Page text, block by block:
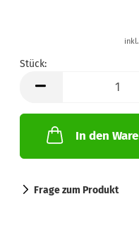
Stück:
Stück
In den
Frage zum Produkt